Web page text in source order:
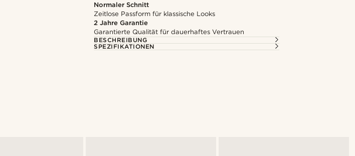
Normaler Schnitt
Zeitlose Passform für klassische Looks
2 Jahre Garantie
Garantierte Qualität für dauerhaftes Vertrauen
BESCHREIBUNG
SPEZIFIKATIONEN